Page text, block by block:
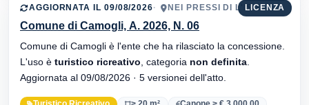
LICENZA
AGGIORNATA IL 09/08/2026 NEI PRESSI DI L'ISOLA
Comune di Camogli, A. 2026, N. 06
Comune di Camogli è l'ente che ha rilasciato la concessione.
L'uso è turistico ricreativo , categoria non definita
Aggiornata al 09/08/2026 · 5 versionei dell'atto.
Turistico Ricreativo > 20 m² Canone > € 3.000,00